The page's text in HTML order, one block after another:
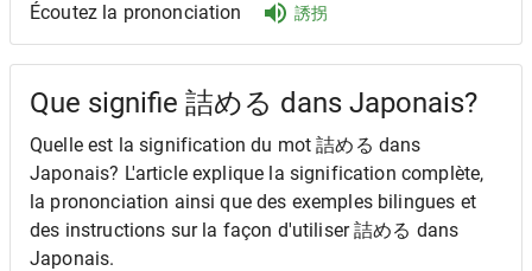
Écoutez la prononciation
誘拐
Que signifie 詰める dans Japonais?
Quelle est la signification du mot 詰める dans
Japonais? L'article explique la signification complète,
la prononciation ainsi que des exemples bilingues et
des instructions sur la façon d'utiliser 詰める dans
Japonais.